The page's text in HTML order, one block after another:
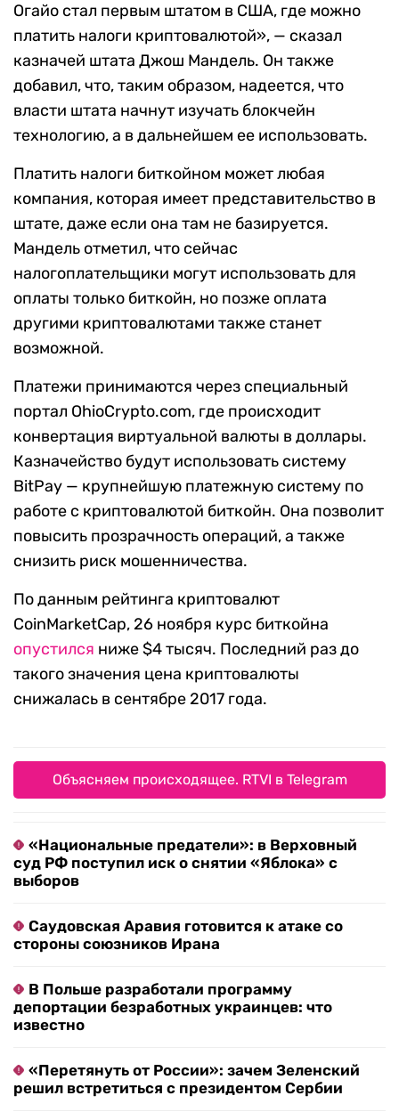
Огайо стал первым штатом в США, где можно
платить налоги криптовалютой», — сказал
казначей штата Джош Мандель. Он также
добавил, что, таким образом, надеется, что
власти штата начнут изучать блокчейн
технологию, а в дальнейшем ее использовать.
Платить налоги биткойном может любая
компания, которая имеет представительство в
штате, даже если она там не базируется.
Мандель отметил, что сейчас
налогоплательщики могут использовать для
оплаты только биткойн, но позже оплата
другими криптовалютами также станет
возможной.
Платежи принимаются через специальный
портал OhioCrypto.com, где происходит
конвертация виртуальной валюты в доллары.
Казначейство будут использовать систему
BitPay — крупнейшую платежную систему по
работе с криптовалютой биткойн. Она позволит
повысить прозрачность операций, а также
снизить риск мошенничества.
По данным рейтинга криптовалют
CoinMarketCap, 26 ноября курс биткойна
опустился ниже $4 тысяч. Последний раз до
такого значения цена криптовалюты
снижалась в сентябре 2017 года.
Объясняем происходящее. RTVI в Telegram
«Национальные предатели»: в Верховный
суд РФ поступил иск о снятии «Яблока» с
выборов
Саудовская Аравия готовится к атаке со
стороны союзников Ирана
В Польше разработали программу
депортации безработных украинцев: что
известно
«Перетянуть от России»: зачем Зеленский
решил встретиться с президентом Сербии